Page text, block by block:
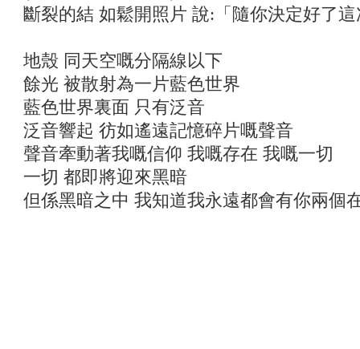
斷裂的結 如鬆開照片 說:「隨你決定好了
地殼 同天空嘅分隔線以下
餘光 被散射為一片藍色世界
藍色世界裏面 只有泛音
泛音響起 彷如遙遠記憶碎片嘅聲音
聲音牽動著我嘅信仰 我嘅存在 我嘅一切
一切 都即將迎來黑暗
但係黑暗之中 我知道我永遠都會有你兩個